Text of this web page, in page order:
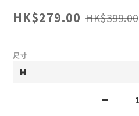
HK$279.00 HK$399.00
尺寸